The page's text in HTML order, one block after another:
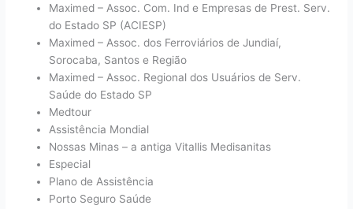
Maximed – Assoc. Com. Ind e Empresas de Prest. Serv.
do Estado SP (ACIESP)
Maximed – Assoc. dos Ferroviários de Jundiaí,
Sorocaba, Santos e Região
Maximed – Assoc. Regional dos Usuários de Serv.
Saúde do Estado SP
Medtour
Assistência Mondial
Nossas Minas – a antiga Vitallis Medisanitas
Especial
Plano de Assistência
Porto Seguro Saúde